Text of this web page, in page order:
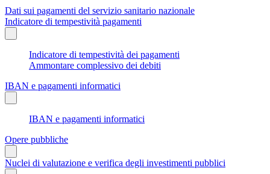
Dati sui pagamenti del servizio sanitario nazionale
Indicatore di tempestività pagamenti
Indicatore di tempestività dei pagamenti
Ammontare complessivo dei debiti
IBAN e pagamenti informatici
IBAN e pagamenti informatici
Opere pubbliche
Nuclei di valutazione e verifica degli investimenti pubblici